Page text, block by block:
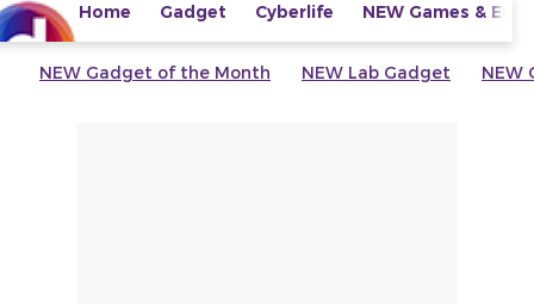
Home Gadget Cyberlife NEW Games &
NEW Gadget of the Month NEW Lab Gadget NEW